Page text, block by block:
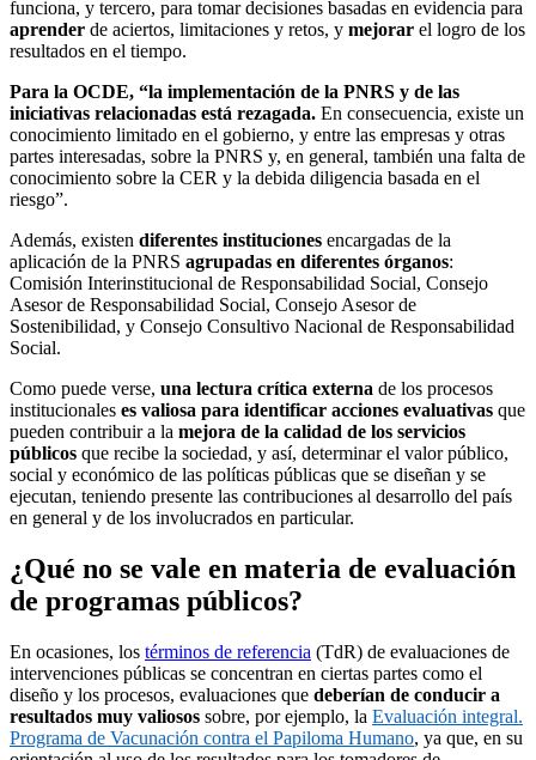
funciona, y tercero, para tomar decisiones basadas en evidencia para
aprender de aciertos, limitaciones y retos, y mejorar el logro de los
resultados en el tiempo.
Para la OCDE, “la implementación de la PNRS y de las
iniciativas relacionadas está rezagada. En consecuencia, existe un
conocimiento limitado en el gobierno, y entre las empresas y otras
partes interesadas, sobre la PNRS y, en general, también una falta de
conocimiento sobre la CER y la debida diligencia basada en el
riesgo”.
Además, existen diferentes instituciones encargadas de la
aplicación de la PNRS agrupadas en diferentes órganos:
Comisión Interinstitucional de Responsabilidad Social, Consejo
Asesor de Responsabilidad Social, Consejo Asesor de
Sostenibilidad, y Consejo Consultivo Nacional de Responsabilidad
Social.
Como puede verse, una lectura crítica externa de los procesos
institucionales es valiosa para identificar acciones evaluativas que
pueden contribuir a la mejora de la calidad de los servicios
públicos que recibe la sociedad, y así, determinar el valor público,
social y económico de las políticas públicas que se diseñan y se
ejecutan, teniendo presente las contribuciones al desarrollo del país
en general y de los involucrados en particular.
¿Qué no se vale en materia de evaluación
de programas públicos?
En ocasiones, los términos de referencia (TdR) de evaluaciones de
intervenciones públicas se concentran en ciertas partes como el
diseño y los procesos, evaluaciones que deberían de conducir a
resultados muy valiosos sobre, por ejemplo, la Evaluación integral.
Programa de Vacunación contra el Papiloma Humano, ya que, en su